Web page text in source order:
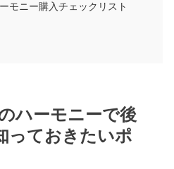
モニー購入チェックリスト
ハーモニーで後
っておきたいポ